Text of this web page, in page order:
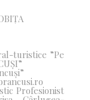
turistice ”Pe
Profesionist